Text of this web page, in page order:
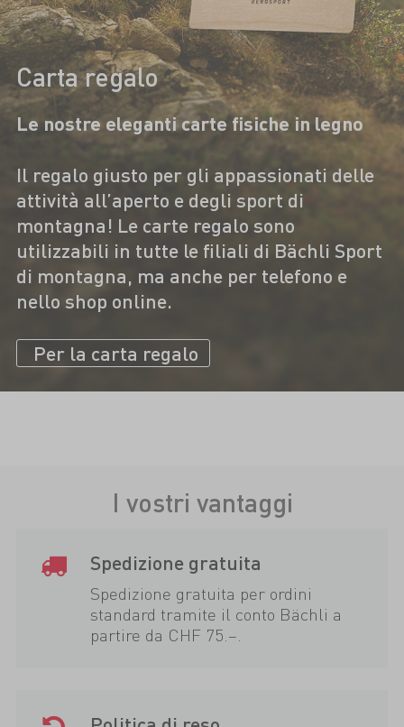
Carta regalo
Le nostre eleganti carte fisiche in legno
Il regalo giusto per gli appassionati delle
attività all’aperto e degli sport di
montagna! Le carte regalo sono
utilizzabili in tutte le filiali di Bächli Sport
di montagna, ma anche per telefono e
nello shop online.
Per la carta regalo
I vostri vantaggi
Spedizione gratuita
Spedizione gratuita per ordini
standard tramite il conto Bächli a
partire da CHF 75.–.